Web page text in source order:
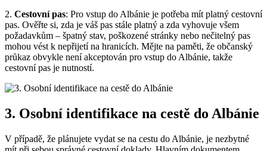
2. Cestovní pas: Pro vstup do Albánie je potřeba mít platný cestovní
pas. Ověřte si, zda je váš pas stále platný a zda vyhovuje všem
požadavkům – špatný stav,⁢ poškozené​ stránky nebo nečitelný pas
mohou vést k nepřijetí na hranicích. Mějte‍ na ‍paměti, že občanský
průkaz obvykle není akceptován pro vstup do Albánie, takže
cestovní pas je nutností.
3. Osobní identifikace na cestě do Albánie
V případě, že plánujete ⁤vydat se na cestu do​ Albánie, je nezbytné